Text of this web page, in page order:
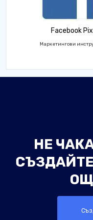
Facebook
Маркетингови
НЕ